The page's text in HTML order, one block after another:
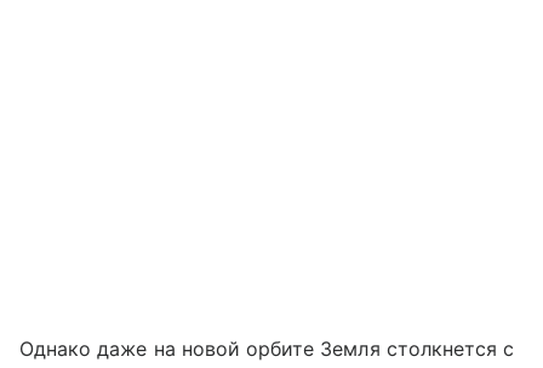
Однако даже на новой орбите Земля столкнется с